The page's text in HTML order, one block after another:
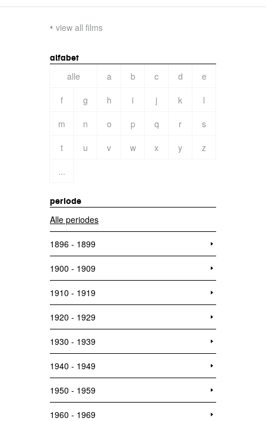
view all films
alfabet
alle a b c d
e
f
g h i j k
l
m
n o p q r
s
t
u v w x y
z
...
periode
Alle periodes
1896 - 1899
1900 - 1909
1910 - 1919
1920 - 1929
1930 - 1939
1940 - 1949
1950 - 1959
1960 - 1969